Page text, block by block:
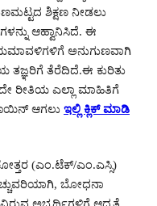
ಶಿಕ್ಷಣ ನೀಡಲು
ಆಹ್ವಾನಿಸಿದೆ. ಈ
ಅನುಗುಣವಾಗಿ
ತಜ್ಞರಿಗೆ ತೆರೆದಿದೆ.ಈ ಕುರಿತು
ರೀತಿಯ ಎಲ್ಲಾ ಮಾಹಿತಿಗೆ
ಆಗಲು ಇಲ್ಲಿ ಕ್ಲಿಕ್ ಮಾಡಿ
(ಎಂ.ಟೆಕ್/ಎಂ.ಎಸ್ಸಿ)
ಬೋಧನಾ